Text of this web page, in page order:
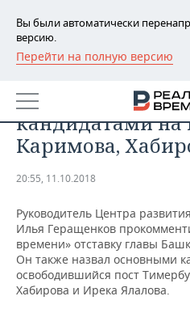
Вы были автоматически
версию.
Перейти на полную версию
РЕГИОНЫ
БАШКОРТОСТАН
ТАТАРСТАН
НОВОСТИ
АНАЛИТИКА
ДЕКЛАРАЦИИ О ДОХОДАХ
КОРОЛИ ГОСЗАКАЗА ПФО
ВУЗЫ ТАТАРСТАНА
НОВОСТИ ЭКОНОМИКИ
ФИНАНСЫ
БАНКИ
ПРОМЫШЛЕННОСТЬ
НОВОСТИ
ПРОМЫШЛЕННОСТИ
АГРОПРОМ
НЕДВИЖИМОСТЬ
НОВОСТИ
АВТО
Эксперт назвал
кандидатами на
Каримова,
20:55, 11.10.2018
Руководитель Центра
Илья Геращенков
времени» отставку главы
Он также назвал основными
освободившийся пост
Хабирова и Ирека Ялалова.